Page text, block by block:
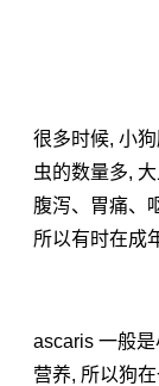
很多时候, 小
虫的数量多,
腹泻、胃痛、
所以有时在成
ascaris 一般
营养, 所以狗